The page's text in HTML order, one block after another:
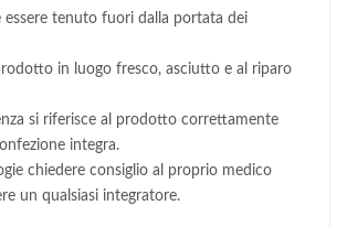
essere tenuto fuori dalla portata dei
in luogo fresco, asciutto e al riparo
si riferisce al prodotto correttamente
integra.
chiedere consiglio al proprio medico
un qualsiasi integratore.